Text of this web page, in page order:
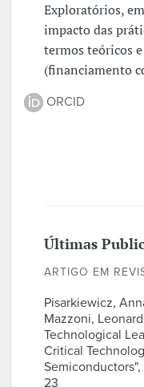
Exploratórios,
impacto das
termos teóricos
(financiamento
ORCID
Últimas
ARTIGO EM
Pisarkiewicz,
Mazzoni,
Technological
Critical
Semiconductors",
23